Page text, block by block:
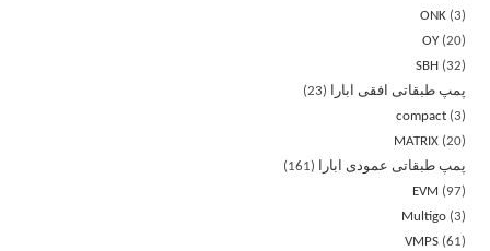
ONK 3
OY 20
SBH
32
پمپ طبقاتی افقی ابارا
23
compact 3
MATRIX 20
پمپ طبقاتی عمودی ابارا
161
EVM
97
Multigo 3
VMPS 61